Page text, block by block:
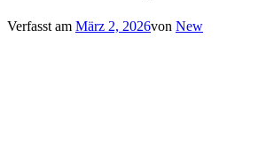
Verfasst am März 2, 2026von New